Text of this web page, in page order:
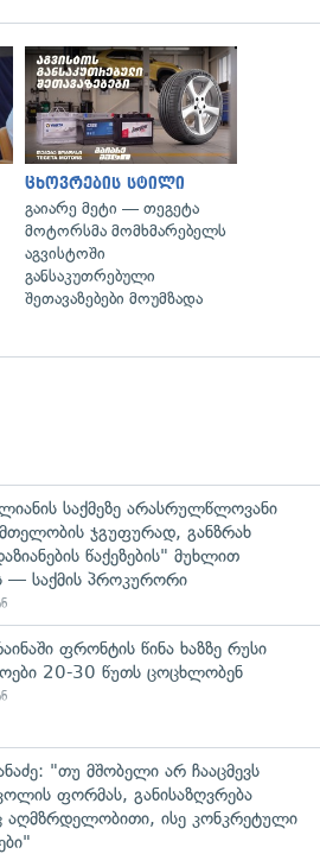
ცხოვრების სტილი
გაიარე მეტი — თეგეტა
მოტორსმა მომხმარებელს
აგვისტოში
განსაკუთრებული
შეთავაზებები მოუმზადა
საქმეზე არასრულწლოვანი
ჯგუფურად, განზრახ
წაქეზების" მუხლით
— საქმის პროკურორი
ფრონტის წინა ხაზზე რუსი
20-30 წუთს ცოცხლობენ
"თუ მშობელი არ ჩააცმევს
ფორმას, განისაზღვრება
ისე კონკრეტული